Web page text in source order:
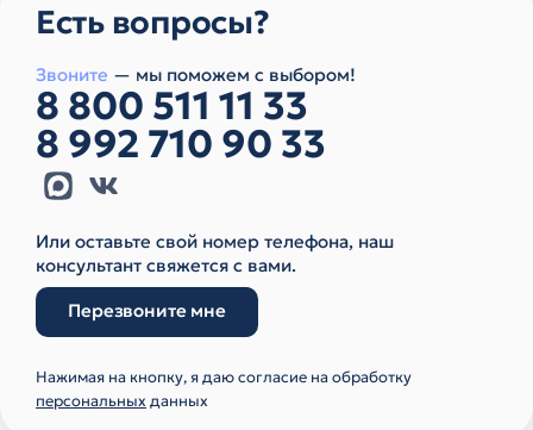
Есть вопросы?
Звоните — мы поможем с выбором!
8 800 511 11 33
8 992 710 90 33
Или оставьте свой номер телефона, наш
консультант свяжется с вами.
Перезвоните мне
Нажимая на кнопку, я даю согласие на обработку
персональныхданных